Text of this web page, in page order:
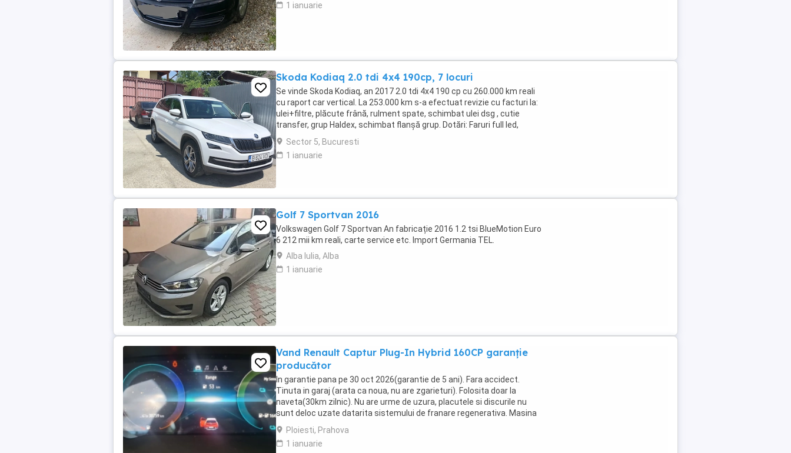
1 ianuarie
Skoda Kodiaq 2.0 tdi 4x4 190cp, 7 locuri
Se vinde Skoda Kodiaq, an 2017 2.0 tdi 4x4 190 cp cu 260.000 km reali
cu raport car vertical. La 253.000 km s-a efectuat revizie cu facturi la:
ulei+filtre, plăcute frână, rulment spate, schimbat ulei dsg , cutie
transfer, grup Haldex, schimbat flanșă grup. Dotări: Faruri full led,
scaune fata încălzite ...
Sector 5, Bucuresti
1 ianuarie
Golf 7 Sportvan 2016
Volkswagen Golf 7 Sportvan An fabricație 2016 1.2 tsi BlueMotion Euro
6 212 mii km reali, carte service etc. Import Germania TEL.
Alba Iulia, Alba
1 ianuarie
Vand Renault Captur Plug-In Hybrid 160CP garanție
producător
In garantie pana pe 30 oct 2026(garantie de 5 ani). Fara accidect.
Tinuta in garaj (arata ca noua, nu are zgarieturi). Folosita doar la
naveta(30km zilnic). Nu are urme de uzura, placutele si discurile nu
sunt deloc uzate datarita sistemului de franare regenerativa. Masina
are foarte multe dotari suplimentare ...
Ploiesti, Prahova
1 ianuarie